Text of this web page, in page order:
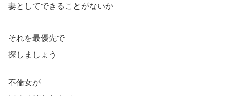
妻としてできることがないか
それを最優先で
探しましょう
不倫女が